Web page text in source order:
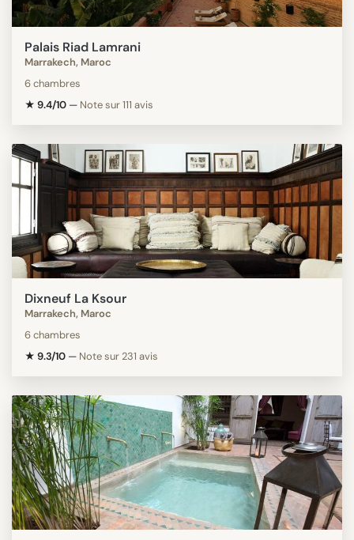
Palais Riad Lamrani
Marrakech, Maroc
6 chambres
★ 9.4/10 — Note sur 111 avis
Dixneuf La Ksour
Marrakech, Maroc
6 chambres
★ 9.3/10 — Note sur 231 avis